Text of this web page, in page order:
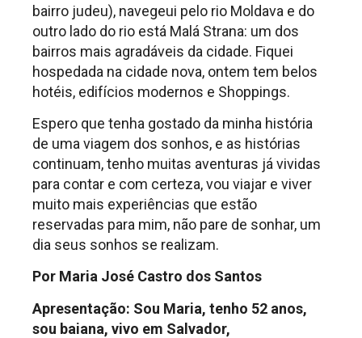
bairro judeu), navegeui pelo rio Moldava e do
outro lado do rio está Malá Strana: um dos
bairros mais agradáveis da cidade. Fiquei
hospedada na cidade nova, ontem tem belos
hotéis, edifícios modernos e Shoppings.
Espero que tenha gostado da minha história
de uma viagem dos sonhos, e as histórias
continuam, tenho muitas aventuras já vividas
para contar e com certeza, vou viajar e viver
muito mais experiências que estão
reservadas para mim, não pare de sonhar, um
dia seus sonhos se realizam.
Por Maria José Castro dos Santos
Apresentação: Sou Maria, tenho 52 anos,
sou baiana, vivo em Salvador,